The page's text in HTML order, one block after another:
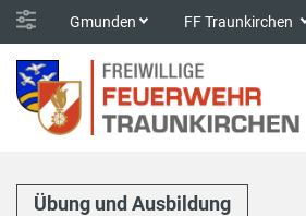
Gmunden FF Traunkirchen
Übung und Ausbildung